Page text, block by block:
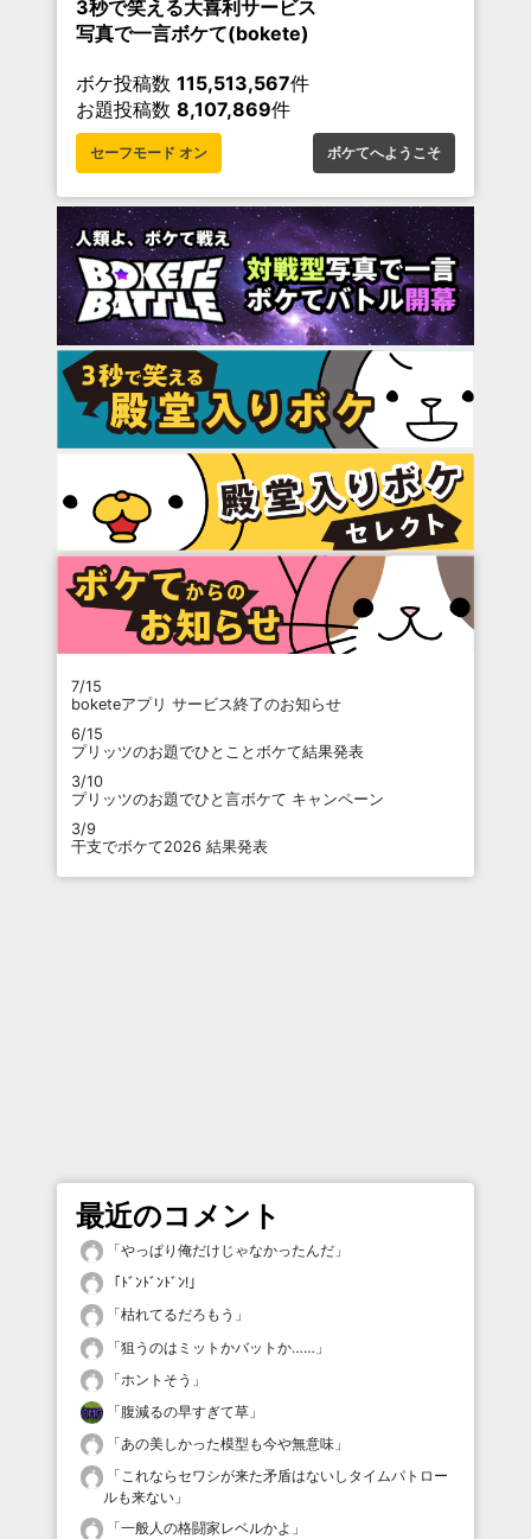
3秒で笑える大喜利サービス
写真で一言ボケて(bokete)
ボケ投稿数 115,513,567件
お題投稿数 8,107,869件
セーフモード オン ボケてへようこそ
7/15
boketeアプリ サービス終了のお知らせ
6/15
プリッツのお題でひとことボケて結果発表
3/10
プリッツのお題でひと言ボケて キャンペーン
3/9
干支でボケて2026 結果発表
最近のコメント
「やっぱり俺だけじゃなかったんだ 」
「 ﾄﾞﾝﾄﾞﾝﾄﾞﾝ! 」
「枯れてるだろもう 」
「狙うのはミットかバットか…… 」
「ホントそう 」
「腹減るの早すぎて草 」
「あの美しかった模型も今や無意味 」
「これならセワシが来た矛盾はないしタイムパトロー
ルも来ない 」
「一般人の格闘家レベルかよ 」